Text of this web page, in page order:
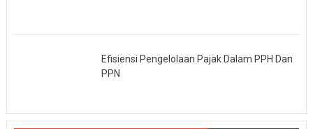
Efisiensi Pengelolaan Pajak Dalam PPH Dan
PPN